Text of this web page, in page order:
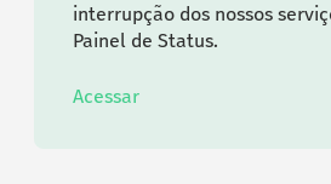
interrupção dos nossos
Painel de Status.
Acessar